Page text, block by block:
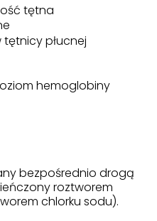
tętna
płucnej
hemoglobiny
bezpośrednio drogą
roztworem
chlorku sodu).